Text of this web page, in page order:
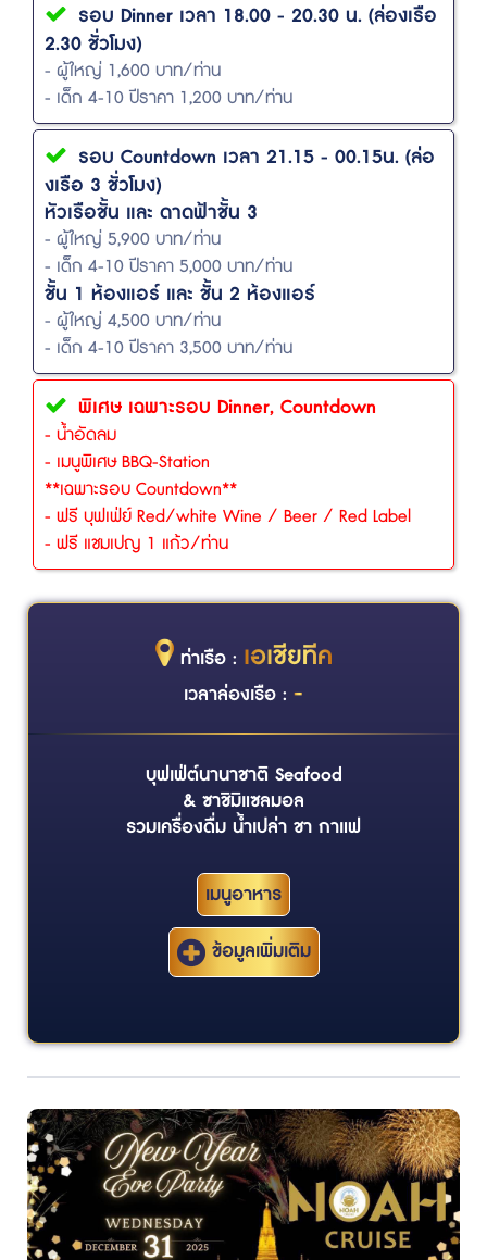
รอบ Dinner เวลา 18.00 - 20.30 น. (ล่องเรือ
2.30 ชั่วโมง)
- ผู้ใหญ่ 1,600 บาท/ท่าน
- เด็ก 4-10 ปีราคา 1,200 บาท/ท่าน
รอบ Countdown เวลา 21.15 - 00.15น. (ล่อ
งเรือ 3 ชั่วโมง)
หัวเรือชั้น และ ดาดฟ้าชั้น 3
- ผู้ใหญ่ 5,900 บาท/ท่าน
- เด็ก 4-10 ปีราคา 5,000 บาท/ท่าน
ชั้น 1 ห้องแอร์ และ ชั้น 2 ห้องแอร์
- ผู้ใหญ่ 4,500 บาท/ท่าน
- เด็ก 4-10 ปีราคา 3,500 บาท/ท่าน
พิเศษ เฉพาะรอบ Dinner, Countdown
- น้ำอัดลม
- เมนูพิเศษ BBQ-Station
**เฉพาะรอบ Countdown**
- ฟรี บุฟเฟ่ย์ Red/white Wine / Beer / Red Label
- ฟรี แชมเปญ 1 แก้ว/ท่าน
ท่าเรือ : เอเชียทีค
เวลาล่องเรือ : -
บุฟเฟ่ต์นานาชาติ Seafood
& ซาชิมิแซลมอล
รวมเครื่องดื่ม น้ำเปล่า ชา กาแฟ
เมนูอาหาร
ข้อมูลเพิ่มเติม